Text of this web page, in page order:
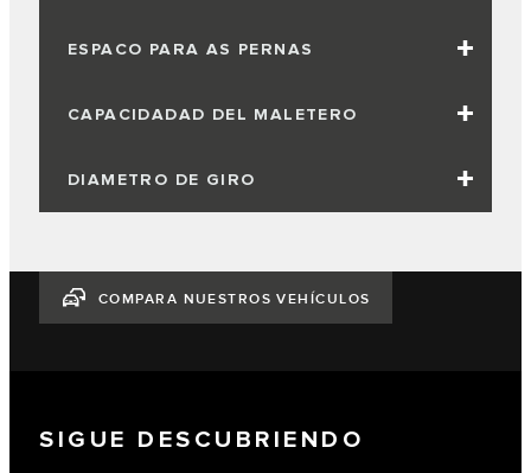
ESPACO PARA AS PERNAS
CAPACIDADAD DEL MALETERO
DIAMETRO DE GIRO
COMPARA NUESTROS VEHÍCULOS
SIGUE DESCUBRIENDO